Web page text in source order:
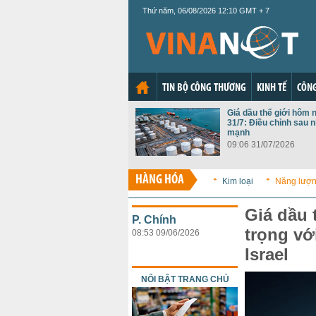
Thứ năm, 06/08/2026 12:10 GMT + 7
TIN BỘ CÔNG THƯƠNG KINH TẾ
Giá dầu thế giới hôm
31/7: Điều chỉnh sau
mạnh
09:06 31/07/2026
HÀNG HÓA Kim loại Năng
Giá dầu
trọng
Israel
P. Chính
08:53 09/06/2026
NỔI BẬT TRANG CHỦ